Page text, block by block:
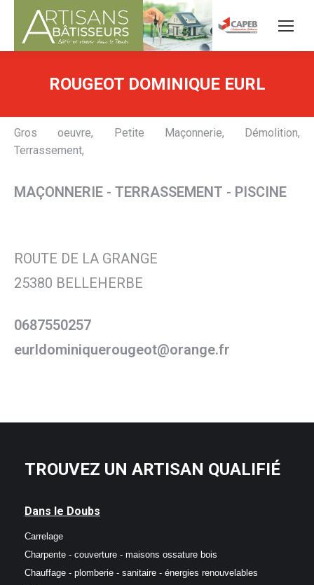
ROUGEOT DOMINIQUE EURL
Gros oeuvre, Petite Maçonnerie, Démolition,
Terrassement,
MAÇONNERIE - TERRASSEMENT - PISCINE
ROUTE DE LA GRANGE
25380 BELLEHERBE
0687550257
eurldominiquerougeot@orange.fr
TROUVEZ UN ARTISAN QUALIFIÉ
Dans le Doubs
Carrelage
Charpente - couverture - maisons ossature bois
Chauffage - plomberie - sanitaire - énergies renouvelables